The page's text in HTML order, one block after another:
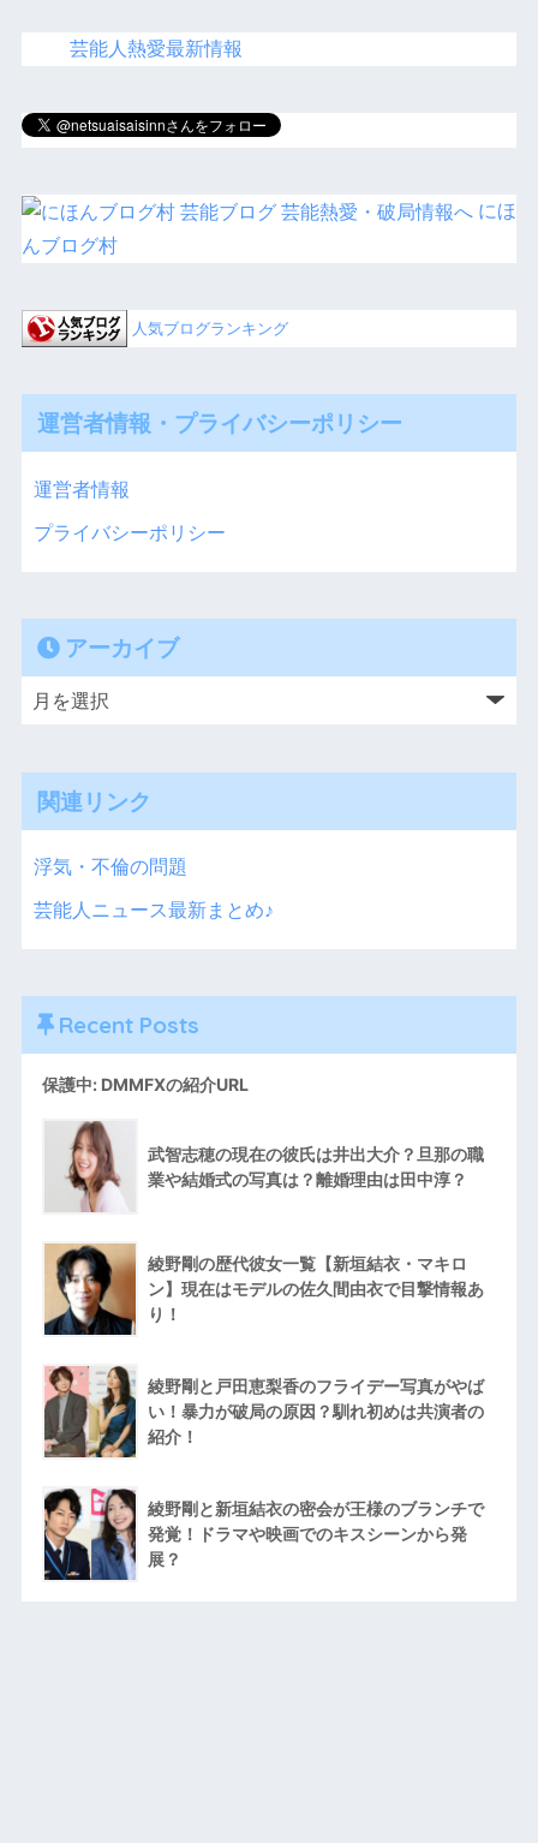
イケメン俳優の熱愛情報は↓の画像をクリック!
芸能人の結婚まとめ！２０１７年
芸能人熱愛最新情報
んブログ村
人気ブログランキング
運営者情報・プライバシーポリシー
運営者情報
プライバシーポリシー
アーカイブ
関連リンク
浮気・不倫の問題
芸能人ニュース最新まとめ♪